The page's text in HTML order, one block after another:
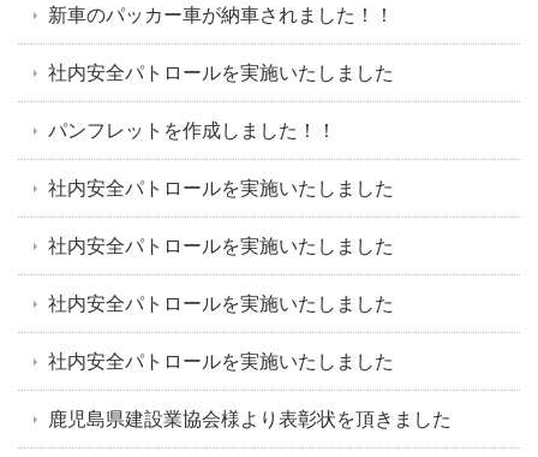
新車のパッカー車が納車されました！！
社内安全パトロールを実施いたしました
パンフレットを作成しました！！
社内安全パトロールを実施いたしました
社内安全パトロールを実施いたしました
社内安全パトロールを実施いたしました
社内安全パトロールを実施いたしました
鹿児島県建設業協会様より表彰状を頂きました